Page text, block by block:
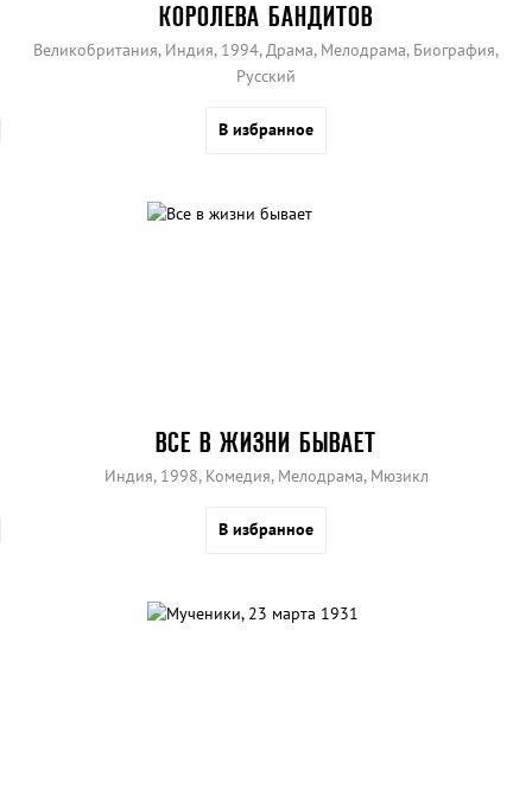
КОРОЛЕВА БАНДИТОВ
Великобритания, Индия, 1994, Драма, Мелодрама, Биография,
Русский
В избранное
ВСЕ В ЖИЗНИ БЫВАЕТ
Индия, 1998, Комедия, Мелодрама, Мюзикл
В избранное